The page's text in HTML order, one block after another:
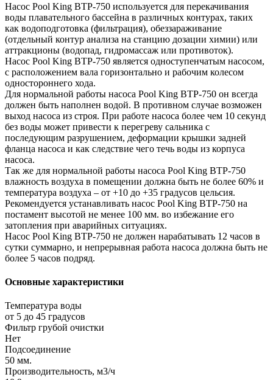
Насос Pool King BTP-750 используется для перекачивания
воды плавательного бассейна в различных контурах, таких
как водоподготовка (фильтрация), обеззараживание
(отдельный контур анализа на станцию дозации химии) или
аттракционы (водопад, гидромассаж или противоток).
Насос Pool King BTP-750 является одноступенчатым насосом,
с расположением вала горизонтально и рабочим колесом
одностороннего хода.
Для нормальной работы насоса Pool King BTP-750 он всегда
должен быть наполнен водой. В противном случае возможен
выход насоса из строя. При работе насоса более чем 10 секунд
без воды может привести к перегреву сальника с
последующим разрушением, деформации крышки задней
фланца насоса и как следствие чего течь воды из корпуса
насоса.
Так же для нормальной работы насоса Pool King BTP-750
влажность воздуха в помещении должна быть не более 60% и
температура воздуха – от +10 до +35 градусов цельсия.
Рекомендуется устанавливать насос Pool King BTP-750 на
постамент высотой не менее 100 мм. во избежание его
затопления при аварийных ситуациях.
Насос Pool King BTP-750 не должен нарабатывать 12 часов в
сутки суммарно, и непрерывная работа насоса должна быть не
более 5 часов подряд.
Основные характеристики
Температура воды
от 5 до 45 градусов
Фильтр грубой очистки
Нет
Подсоединение
50 мм.
Производительность, м3/ч